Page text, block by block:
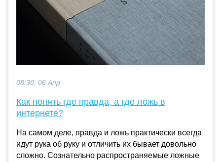
08:30, 06 Апр
Как понять где правда, а где ложь в
интернете?
На самом деле, правда и ложь практически всегда
идут рука об руку и отличить их бывает довольно
сложно. Сознательно распространяемые ложные